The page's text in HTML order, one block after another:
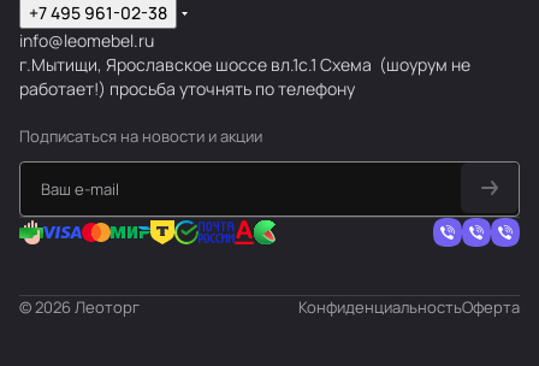
+7 495 961-02-38
info@leomebel.ru
г.Мытищи, Ярославское шоссе вл.1с.1 Схема (шоурум не
работает!) просьба уточнять по телефону
Подписаться на новости и акции
© 2026 Леоторг КонфиденциальностьОферта